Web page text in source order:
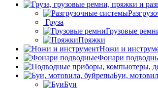
Груза
Грузовые
Пряжки
Ножи и
Фонари
Буи,
Буи